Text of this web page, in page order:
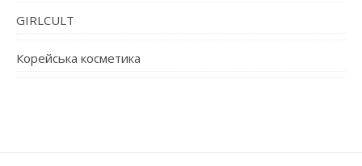
GIRLCULT
Корейська косметика